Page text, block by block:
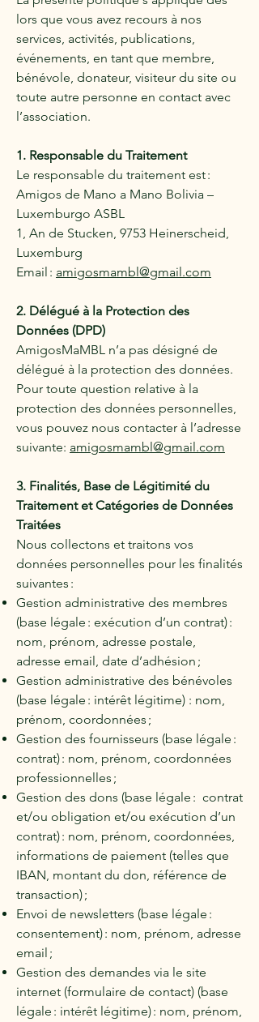
lors que vous avez recours à nos
services, activités, publications,
événements, en tant que membre,
bénévole, donateur, visiteur du site ou
toute autre personne en contact avec
l’association.
1. Responsable du Traitement
Le responsable du traitement est :
Amigos de Mano a Mano Bolivia –
Luxemburgo ASBL
1, An de Stucken, 9753 Heinerscheid,
Luxemburg
Email : amigosmambl@gmail.com
2. Délégué à la Protection des
Données (DPD)
AmigosMaMBL n’a pas désigné de
délégué à la protection des données.
Pour toute question relative à la
protection des données personnelles,
vous pouvez nous contacter à l’adresse
suivante: amigosmambl@gmail.com
3. Finalités, Base de Légitimité du
Traitement et Catégories de Données
Traitées
Nous collectons et traitons vos
données personnelles pour les finalités
suivantes :
Gestion administrative des membres
(base légale : exécution d’un contrat) :
nom, prénom, adresse postale,
adresse email, date d’adhésion ;
Gestion administrative des bénévoles
(base légale : intérêt légitime) : nom,
prénom, coordonnées ;
Gestion des fournisseurs (base légale :
contrat) : nom, prénom, coordonnées
professionnelles ;
Gestion des dons (base légale : contrat
et/ou obligation et/ou exécution d’un
contrat) : nom, prénom, coordonnées,
informations de paiement (telles que
IBAN, montant du don, référence de
transaction) ;
Envoi de newsletters (base légale :
consentement) : nom, prénom, adresse
email ;
Gestion des demandes via le site
internet (formulaire de contact) (base
légale : intérêt légitime) : nom, prénom,